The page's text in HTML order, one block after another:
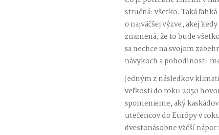
stručná: všetko. Taká
o najväčšej výzve, akej
znamená, že to bude
sa nechce na svojom
návykoch a pohodlnosti
Jedným z následkov
veľkosti do roku 2050
spomenieme, aký
utečencov do Európy v
dvestonásobne väčší